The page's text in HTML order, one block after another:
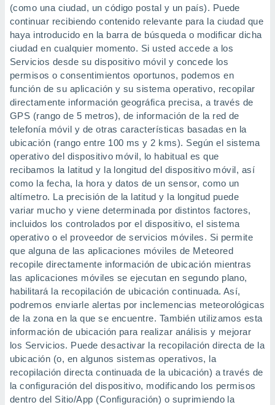
(como una ciudad, un código postal y un país). Puede
continuar recibiendo contenido relevante para la ciudad que
haya introducido en la barra de búsqueda o modificar dicha
ciudad en cualquier momento. Si usted accede a los
Servicios desde su dispositivo móvil y concede los
permisos o consentimientos oportunos, podemos en
función de su aplicación y su sistema operativo, recopilar
directamente información geográfica precisa, a través de
GPS (rango de 5 metros), de información de la red de
telefonía móvil y de otras características basadas en la
ubicación (rango entre 100 ms y 2 kms). Según el sistema
operativo del dispositivo móvil, lo habitual es que
recibamos la latitud y la longitud del dispositivo móvil, así
como la fecha, la hora y datos de un sensor, como un
altímetro. La precisión de la latitud y la longitud puede
variar mucho y viene determinada por distintos factores,
incluidos los controlados por el dispositivo, el sistema
operativo o el proveedor de servicios móviles. Si permite
que alguna de las aplicaciones móviles de Meteored
recopile directamente información de ubicación mientras
las aplicaciones móviles se ejecutan en segundo plano,
habilitará la recopilación de ubicación continuada. Así,
podremos enviarle alertas por inclemencias meteorológicas
de la zona en la que se encuentre. También utilizamos esta
información de ubicación para realizar análisis y mejorar
los Servicios. Puede desactivar la recopilación directa de la
ubicación (o, en algunos sistemas operativos, la
recopilación directa continuada de la ubicación) a través de
la configuración del dispositivo, modificando los permisos
dentro del Sitio/App (Configuración) o suprimiendo la